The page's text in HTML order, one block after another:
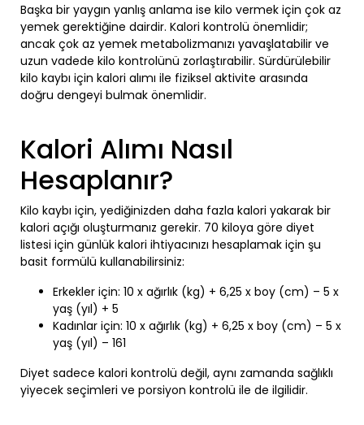
Başka bir yaygın yanlış anlama ise kilo vermek için çok az
yemek gerektiğine dairdir. Kalori kontrolü önemlidir;
ancak çok az yemek metabolizmanızı yavaşlatabilir ve
uzun vadede kilo kontrolünü zorlaştırabilir. Sürdürülebilir
kilo kaybı için kalori alımı ile fiziksel aktivite arasında
doğru dengeyi bulmak önemlidir.
Kalori Alımı Nasıl
Hesaplanır?
Kilo kaybı için, yediğinizden daha fazla kalori yakarak bir
kalori açığı oluşturmanız gerekir. 70 kiloya göre diyet
listesi için günlük kalori ihtiyacınızı hesaplamak için şu
basit formülü kullanabilirsiniz:
Erkekler için: 10 x ağırlık (kg) + 6,25 x boy (cm) – 5 x
yaş (yıl) + 5
Kadınlar için: 10 x ağırlık (kg) + 6,25 x boy (cm) – 5 x
yaş (yıl) – 161
Diyet sadece kalori kontrolü değil, aynı zamanda sağlıklı
yiyecek seçimleri ve porsiyon kontrolü ile de ilgilidir.